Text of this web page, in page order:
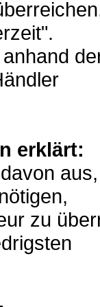
erklärt:
zu